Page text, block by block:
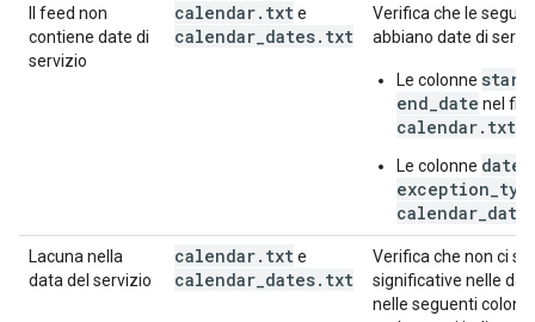
Il feed non
contiene date di
servizio
calendar. txte
calendar dates. txt
Verifica che le
abbiano date di
Le colonne
end_date nel file
calendar.txt
Le colonne date
Lacuna nella
data del servizio
calendar. txte
calendar dates. txt
Verifica che non ci
significative nelle
nelle seguenti